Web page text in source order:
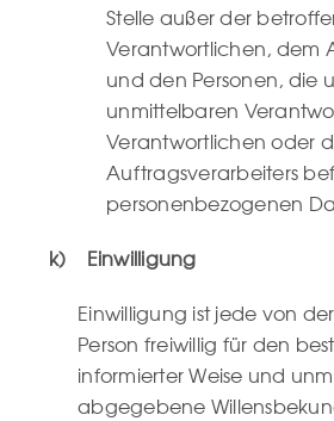
Stelle außer der
Verantwortlichen, dem
und den Personen, die
unmittelbaren
Verantwortlichen oder
Auftragsverarbeiters
personenbezogenen
k) Einwilligung
Einwilligung ist jede von
Person freiwillig für den
informierter Weise und
abgegebene